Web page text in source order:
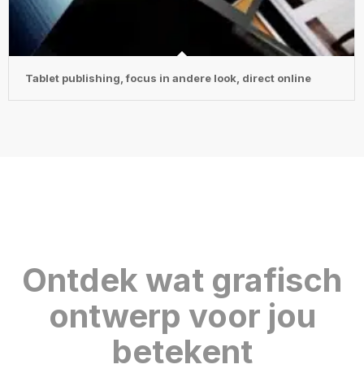
Tablet publishing, focus in andere look, direct online
Ontdek wat grafisch
ontwerp voor jou
betekent